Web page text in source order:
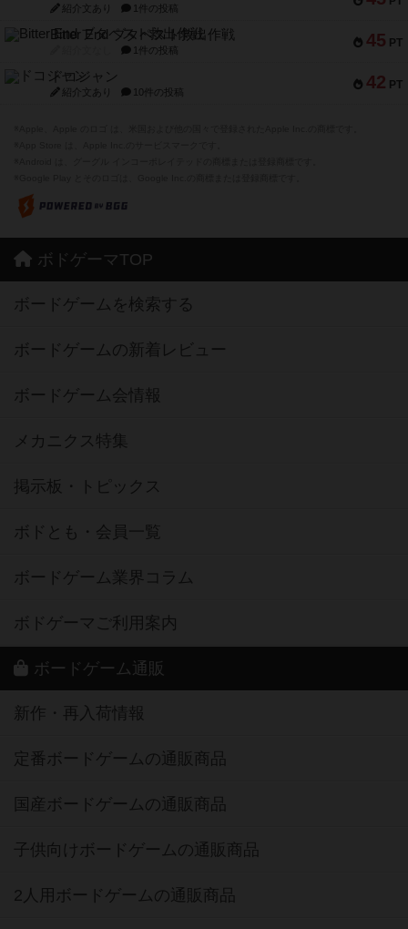
紹介文あり 1件の投稿
45 PT
Bitter End ブタペスト救出作戦
1件の投稿
42 PT
ドコジャン
紹介文あり 10件の投稿
ボドゲーマTOP
ボードゲームを検索する
ボードゲームの新着レビュー
ボードゲーム会情報
メカニクス特集
掲示板・トピックス
ボドとも・会員一覧
ボードゲーム業界コラム
ボドゲーマご利用案内
ボードゲーム通販
新作・再入荷情報
定番ボードゲームの通販商品
国産ボードゲームの通販商品
子供向けボードゲームの通販商品
2人用ボードゲームの通販商品